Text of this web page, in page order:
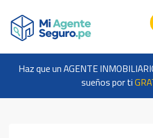
Haz que un AGENTE
sueños por ti